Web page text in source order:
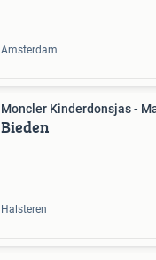
Amsterdam
Moncler Kinderdonsjas -
Bieden
Halsteren